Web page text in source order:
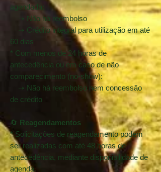
agendada:
➝ Não há reembolso
➝ Crédito integral para utilização em até
60 dias
* Com menos de 24 horas de
antecedência ou em caso de não
comparecimento (no-show):
➝ Não há reembolso nem concessão
de crédito
🔄 Reagendamentos
* Solicitações de reagendamento podem
ser realizadas com até 48 horas de
antecedência, mediante disponibilidade de
agenda.